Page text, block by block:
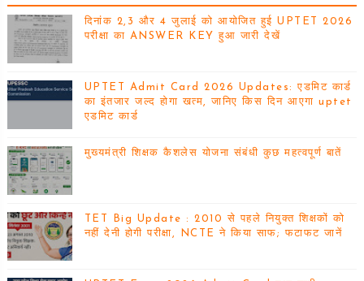
दिनांक 2,3 और 4 जुलाई को आयोजित हुई UPTET 2026
परीक्षा का ANSWER KEY हुआ जारी देखें
UPTET Admit Card 2026 Updates: एडमिट कार्ड
का इंतजार जल्द होगा खत्म, जानिए किस दिन आएगा uptet
एडमिट कार्ड
मुख्यमंत्री शिक्षक कैशलेस योजना संबंधी कुछ महत्वपूर्ण बातें
TET Big Update : 2010 से पहले नियुक्त शिक्षकों को
नहीं देनी होगी परीक्षा, NCTE ने किया साफ; फटाफट जानें